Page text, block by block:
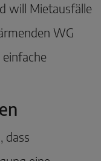
will Mietausfälle
WG
dass